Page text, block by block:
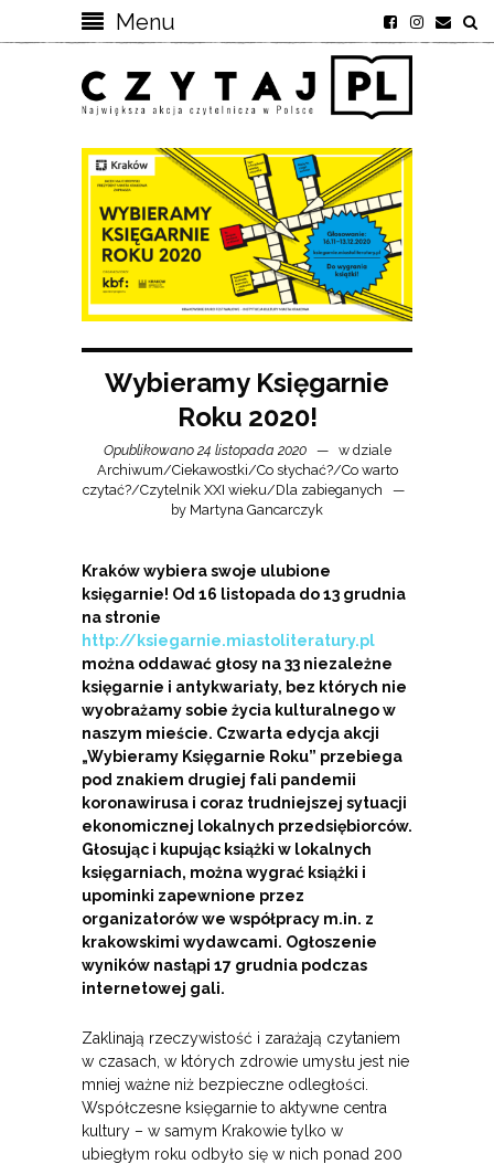
Menu
Wybieramy Księgarnie
Roku 2020!
Opublikowano 24 listopada 2020
w dziale
Archiwum/Ciekawostki/Co słychać?/Co warto
czytać?/Czytelnik XXI wieku/Dla zabieganych
by Martyna Gancarczyk
Kraków wybiera swoje ulubione
księgarnie! Od 16 listopada do 13 grudnia
na stronie
http://ksiegarnie.miastoliteratury.pl
można oddawać głosy na 33 niezależne
księgarnie i antykwariaty, bez których nie
wyobrażamy sobie życia kulturalnego w
naszym mieście. Czwarta edycja akcji
„Wybieramy Księgarnie Roku” przebiega
pod znakiem drugiej fali pandemii
koronawirusa i coraz trudniejszej sytuacji
ekonomicznej lokalnych przedsiębiorców.
Głosując i kupując książki w lokalnych
księgarniach, można wygrać książki i
upominki zapewnione przez
organizatorów we współpracy m.in. z
krakowskimi wydawcami. Ogłoszenie
wyników nastąpi 17 grudnia podczas
internetowej gali.
Zaklinają rzeczywistość i zarażają czytaniem
w czasach, w których zdrowie umysłu jest nie
mniej ważne niż bezpieczne odległości.
Współczesne księgarnie to aktywne centra
kultury – w samym Krakowie tylko w
ubiegłym roku odbyło się w nich ponad 200